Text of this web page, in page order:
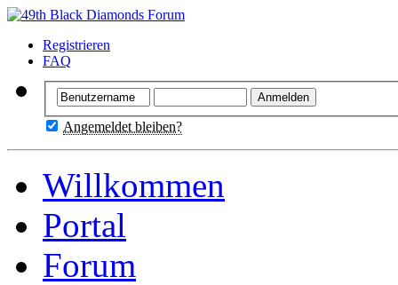
Registrieren
FAQ
Angemeldet bleiben?
Willkommen
Portal
Forum